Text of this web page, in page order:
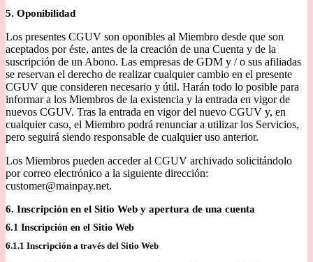
5. Oponibilidad
Los presentes CGUV son oponibles al Miembro desde que son
aceptados por éste, antes de la creación de una Cuenta y de la
suscripción de un Abono. Las empresas de GDM y / o sus afiliadas
se reservan el derecho de realizar cualquier cambio en el presente
CGUV que consideren necesario y útil. Harán todo lo posible para
informar a los Miembros de la existencia y la entrada en vigor de
nuevos CGUV. Tras la entrada en vigor del nuevo CGUV y, en
cualquier caso, el Miembro podrá renunciar a utilizar los Servicios,
pero seguirá siendo responsable de cualquier uso anterior.
Los Miembros pueden acceder al CGUV archivado solicitándolo
por correo electrónico a la siguiente dirección:
customer@mainpay.net.
6. Inscripción en el Sitio Web y apertura de una cuenta
6.1 Inscripción en el Sitio Web
6.1.1 Inscripción a través del Sitio Web